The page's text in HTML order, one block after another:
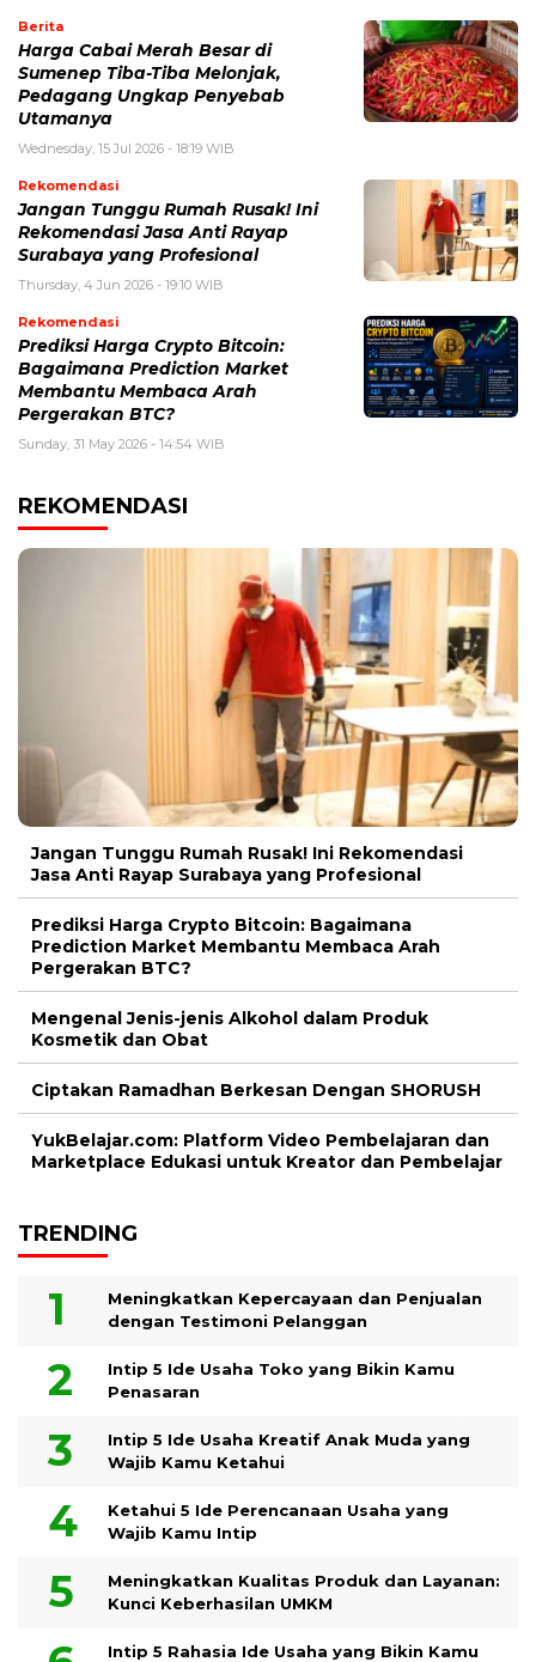
Berita
Harga Cabai Merah Besar di
Sumenep Tiba-Tiba Melonjak,
Pedagang Ungkap Penyebab
Utamanya
Wednesday, 15 Jul 2026 - 18:19 WIB
Rekomendasi
Jangan Tunggu Rumah Rusak! Ini
Rekomendasi Jasa Anti Rayap
Surabaya yang Profesional
Thursday, 4 Jun 2026 - 19:10 WIB
Rekomendasi
Prediksi Harga Crypto Bitcoin:
Bagaimana Prediction Market
Membantu Membaca Arah
Pergerakan BTC?
Sunday, 31 May 2026 - 14:54 WIB
REKOMENDASI
Jangan Tunggu Rumah Rusak! Ini Rekomendasi
Jasa Anti Rayap Surabaya yang Profesional
Prediksi Harga Crypto Bitcoin: Bagaimana
Prediction Market Membantu Membaca Arah
Pergerakan BTC?
Mengenal Jenis-jenis Alkohol dalam Produk
Kosmetik dan Obat
Ciptakan Ramadhan Berkesan Dengan SHORUSH
YukBelajar.com: Platform Video Pembelajaran dan
Marketplace Edukasi untuk Kreator dan Pembelajar
TRENDING
Meningkatkan Kepercayaan dan Penjualan
dengan Testimoni Pelanggan
Intip 5 Ide Usaha Toko yang Bikin Kamu
Penasaran
Intip 5 Ide Usaha Kreatif Anak Muda yang
Wajib Kamu Ketahui
Ketahui 5 Ide Perencanaan Usaha yang
Wajib Kamu Intip
Meningkatkan Kualitas Produk dan Layanan:
Kunci Keberhasilan UMKM
Intip 5 Rahasia Ide Usaha yang Bikin Kamu